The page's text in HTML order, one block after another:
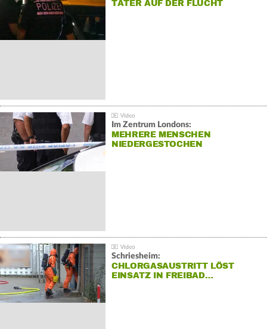
TÄTER AUF DER FLUCHT
Im Zentrum Londons:
MEHRERE MENSCHEN
NIEDERGESTOCHEN
Schriesheim:
CHLORGASAUSTRITT LÖST
EINSATZ IN FREIBAD…